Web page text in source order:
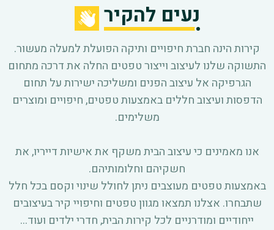
נעים להקיר
קירות הינה חברת חיפויים ותיקה הפועלת למעלה מעשור.
התשוקה שלנו לעיצוב וייצור טפטים החלה את דרכה מתחום
הגרפיקה אל עיצוב הפנים ומשליכה ישירות על תחום
הדפסות ועיצוב חללים באמצעות טפטים, חיפויים ומוצרים
משלימים.
אנו מאמינים כי עיצוב הבית משקף את אישיות דייריו, את
חשקיהם וחלומותיהם.
באמצעות טפטים מעוצבים ניתן לחולל שינוי וקסם בכל חלל
שתבחרו. אצלנו תמצאו מגוון טפטים וחיפויי קיר בעיצובים
ייחודיים ומודרניים לכל קירות הבית, חדרי ילדים ועוד...